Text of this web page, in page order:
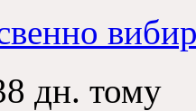
дн. тому